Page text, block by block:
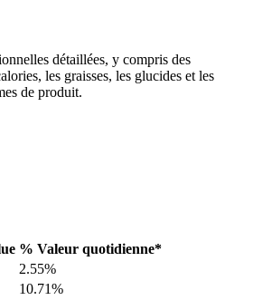
détaillées, y compris des
les graisses, les glucides et les
de produit.
% Valeur quotidienne*
2.55%
10.71%